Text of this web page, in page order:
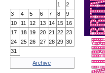
1
2
3
4 5 6 7 8
9
10
11 12 13 14 15 16
17
18 19 20 21 22 23
24
25 26 27 28 29 30
31
Archive